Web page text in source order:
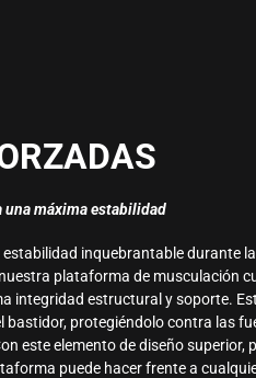
máxima estabilidad
inquebrantable durante
plataforma de musculación
integridad estructural y soporte.
protegiéndolo contra las
este elemento de diseño superior,
puede hacer frente a